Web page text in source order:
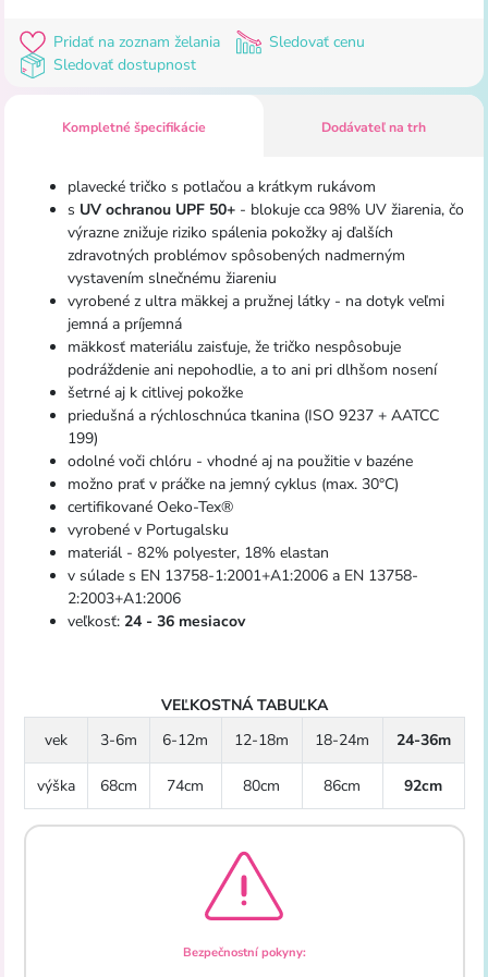
Pridať na zoznam želania
Sledovať cenu
Sledovať dostupnost
Kompletné špecifikácie Dodávateľ na trh
plavecké tričko s potlačou a krátkym rukávom
s UV ochranou UPF 50+- blokuje cca 98% UV žiarenia, čo
výrazne znižuje riziko spálenia pokožky aj ďalších
zdravotných problémov spôsobených nadmerným
vystavením slnečnému žiareniu
vyrobené z ultra mäkkej a pružnej látky - na dotyk veľmi
jemná a príjemná
mäkkosť materiálu zaisťuje, že tričko nespôsobuje
podráždenie ani nepohodlie, a to ani pri dlhšom nosení
šetrné aj k citlivej pokožke
priedušná a rýchloschnúca tkanina (ISO 9237 + AATCC
199)
odolné voči chlóru - vhodné aj na použitie v bazéne
možno prať v práčke na jemný cyklus (max. 30°C)
certifikované Oeko-Tex®
vyrobené v Portugalsku
materiál - 82% polyester, 18% elastan
v súlade s EN 13758-1:2001+A1:2006 a EN 13758-
2:2003+A1:2006
veľkosť: 24 - 36 mesiacov
VEĽKOSTNÁ TABUĽKA
vek
3-6m 6-12m 12-18m 18-24m 24-36m
výška 68cm 74cm 80cm 86cm 92cm
Bezpečnostní pokyny: